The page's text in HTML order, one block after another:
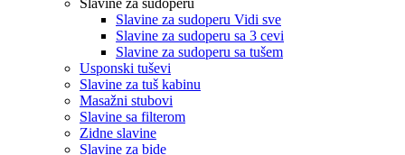
Slavine za sudoperu
Slavine za sudoperu Vidi sve
Slavine za sudoperu sa 3 cevi
Slavine za sudoperu sa tušem
Usponski tuševi
Slavine za tuš kabinu
Masažni stubovi
Slavine sa filterom
Zidne slavine
Slavine za bide